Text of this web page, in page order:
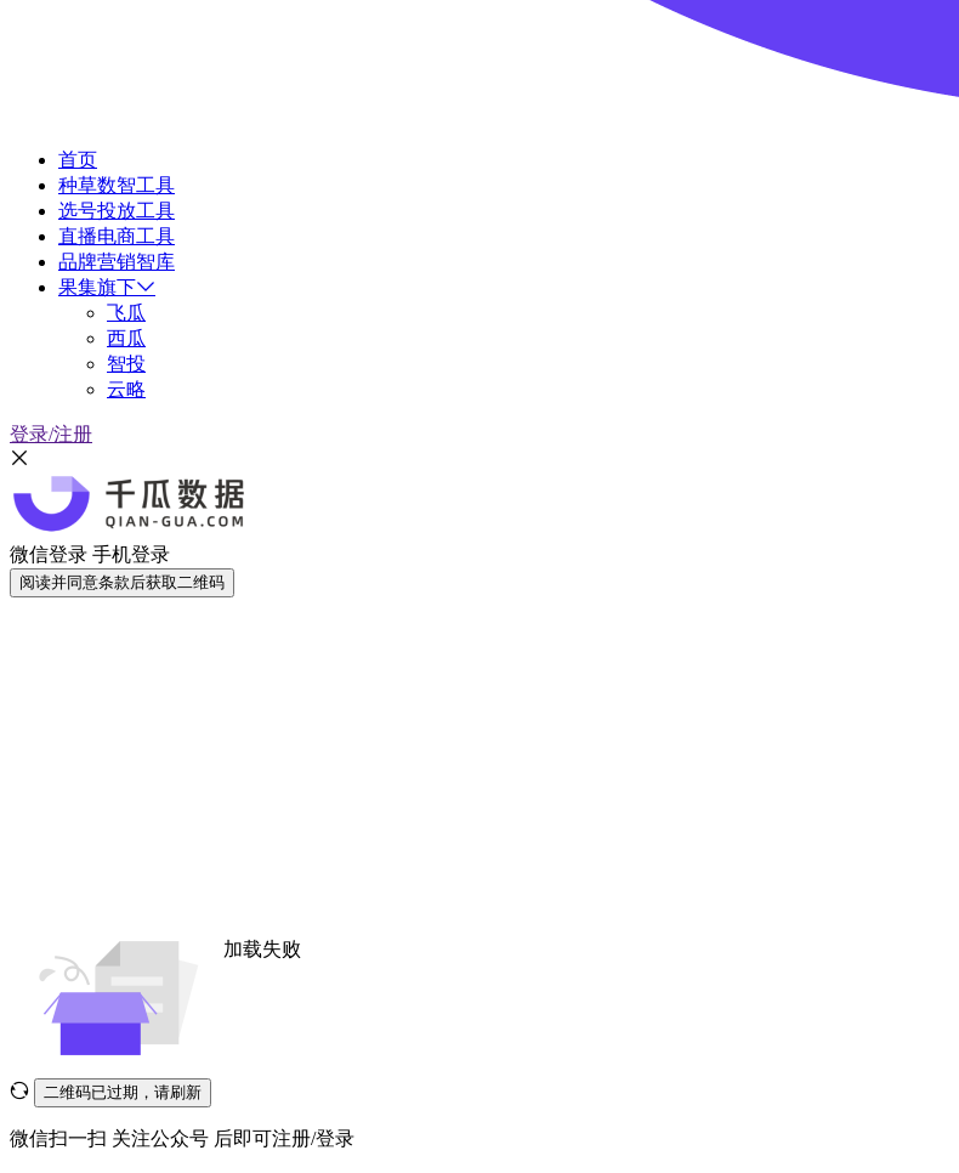
首页
种草数智工具
选号投放工具
直播电商工具
品牌营销智库
果集旗下
飞瓜
西瓜
智投
云略
登录/注册
微信登录 手机登录
阅读并同意条款后获取二维码
加载失败
二维码已过期，请刷新
微信扫一扫 关注公众号 后即可注册/登录